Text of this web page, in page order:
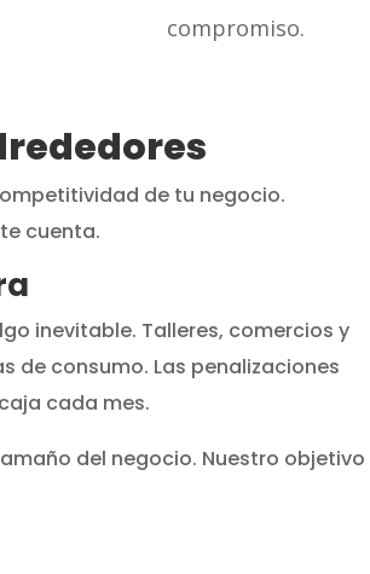
compromiso.
de tu negocio.
cuenta.
inevitable. Talleres, comercios y
de consumo. Las penalizaciones
cada mes.
del negocio. Nuestro objetivo